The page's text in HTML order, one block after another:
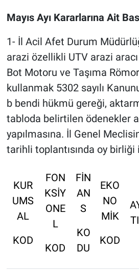
Mayıs Ayı Kararlarına Ait
1- İl Acil Afet Durum
arazi özellikli UTV arazi
Bot Motoru ve Taşıma
kullanmak 5302 sayılı
b bendi hükmü gereği,
tabloda belirtilen ödenekler
yapılmasına. İl Genel
tarihli toplantısında oy
KUR
UMS
AL
KOD
FON
KSİY
ONE
L
KOD
FİN
AN
S
KO
DU
EKO
NO
MİK
KOD
Niğde
Aksaray
Kırşehir
Yerel
Asayiş
Kültür - Sanat
Politika
Magazin